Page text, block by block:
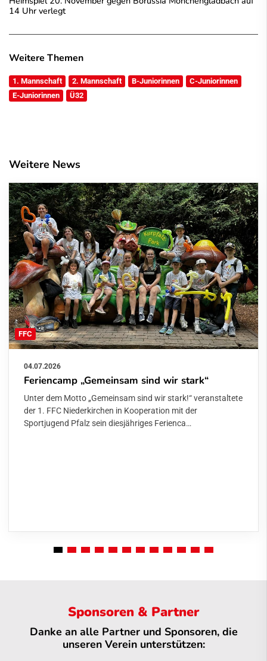
14 Uhr verlegt
Weitere Themen
1. Mannschaft 2. Mannschaft B-Juniorinnen
C-Juniorinnen
E-Juniorinnen
Ü32
Weitere News
FFC
04.07.2026
Feriencamp „Gemeinsam sind wir stark“
Unter dem Motto „Gemeinsam sind wir stark!“ veranstaltete
der 1. FFC Niederkirchen in Kooperation mit der
Sportjugend Pfalz sein diesjähriges Ferienca…
Sponsoren & Partner
Danke an alle Partner und Sponsoren, die
unseren Verein unterstützen: